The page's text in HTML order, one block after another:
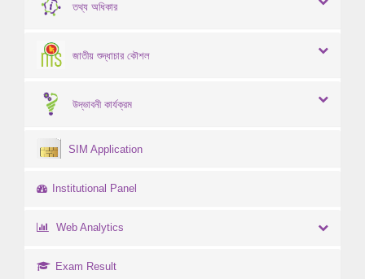
তথ্য অধিকার
জাতীয় শুদ্ধাচার কৌশল
উদ্ভাবনী কার্যক্রম
SIM Application
Institutional Panel
Web Analytics
Exam Result